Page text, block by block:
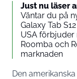
Just nu läser
Väntar du på
Galaxy Tab
USA förbjuder
Roomba och
marknaden
Den